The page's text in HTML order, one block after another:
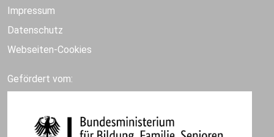
Impressum
Datenschutz
Webseiten-Cookies
Gefördert vom: